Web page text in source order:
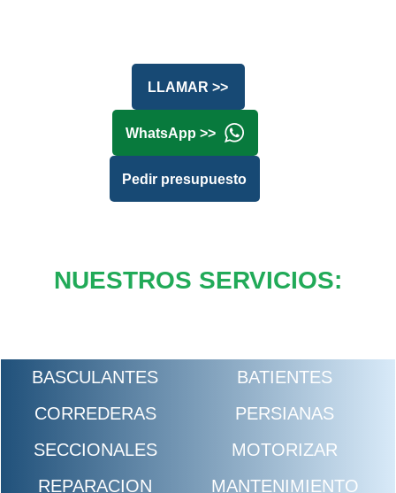
LLAMAR >>
WhatsApp >>
Pedir presupuesto
NUESTROS SERVICIOS:
BASCULANTES
BATIENTES
CORREDERAS
PERSIANAS
SECCIONALES
MOTORIZAR
REPARACION
MANTENIMIENTO